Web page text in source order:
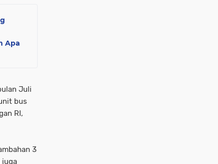
Apa
Juli
bus
RI,
3
juga